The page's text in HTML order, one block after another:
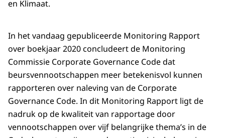
en Klimaat.
In het vandaag gepubliceerde Monitoring Rapport
over boekjaar 2020 concludeert de Monitoring
Commissie Corporate Governance Code dat
beursvennootschappen meer betekenisvol kunnen
rapporteren over naleving van de Corporate
Governance Code. In dit Monitoring Rapport ligt de
nadruk op de kwaliteit van rapportage door
vennootschappen over vijf belangrijke thema’s in de